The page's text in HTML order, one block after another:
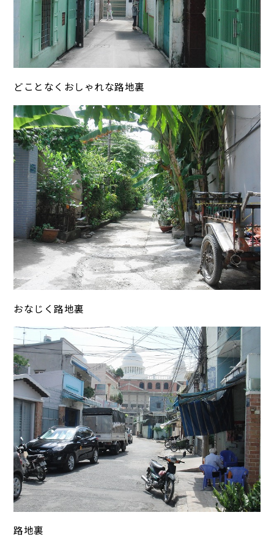
どことなくおしゃれな路地裏
おなじく路地裏
路地裏